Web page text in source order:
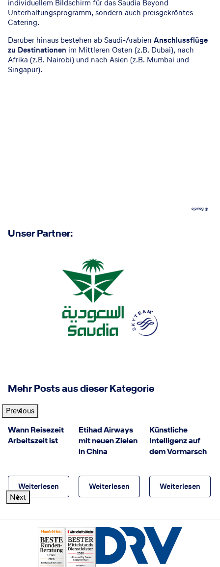
individuellem Bildschirm für das Saudia Beyond
Unterhaltungsprogramm, sondern auch preisgekröntes
Catering.
Darüber hinaus bestehen ab Saudi-Arabien Anschlussflüge
zu Destinationen im Mittleren Osten (z.B. Dubai), nach
Afrika (z.B. Nairobi) und nach Asien (z.B. Mumbai und
Singapur).
© Saudia
Unser Partner:
Mehr Posts aus dieser Kategorie
Previous
Wann Reisezeit
Arbeitszeit ist
Weiterlesen
Etihad Airways
mit neuen Zielen
in China
Weiterlesen
Künstliche
Intelligenz auf
dem Vormarsch
Weiterlesen
Next